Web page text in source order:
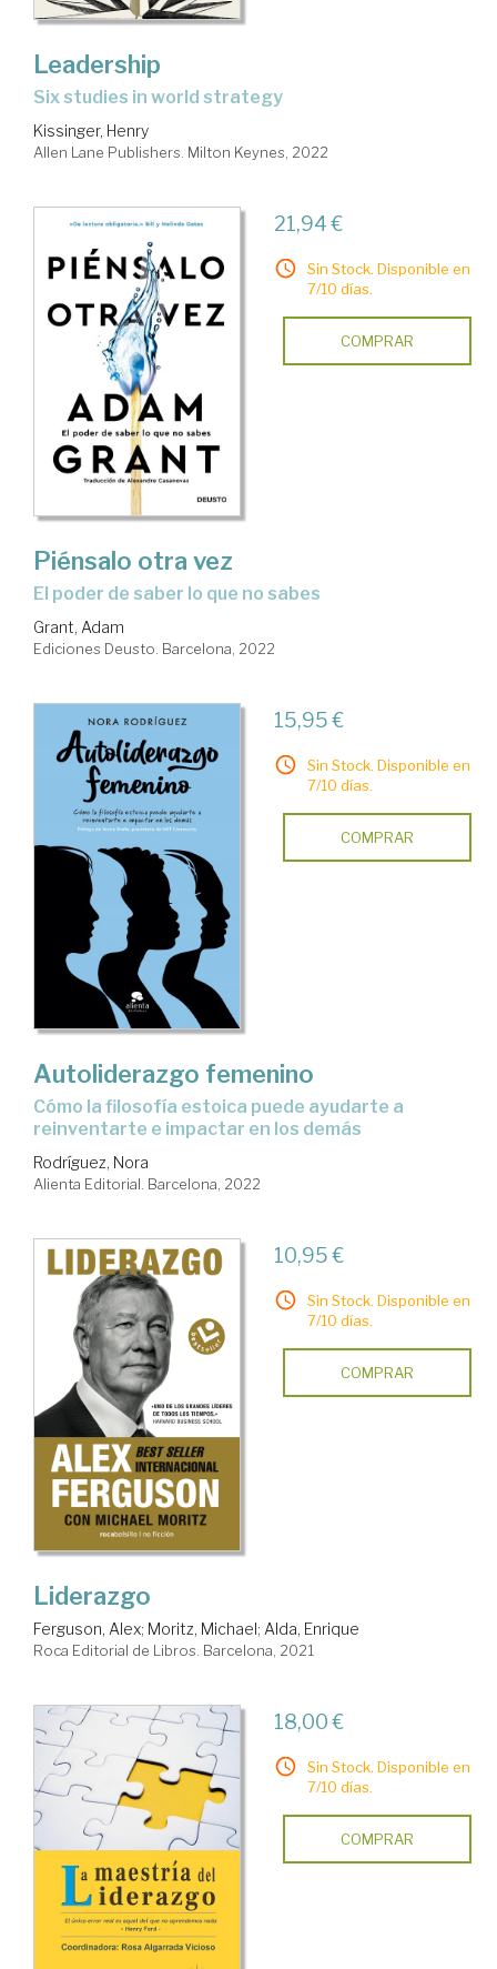
Leadership
six studies in world strategy
Kissinger, Henry
Allen Lane Publishers. Milton Keynes, 2022
21,94 €
Sin Stock. Disponible en
7/10 días.
COMPRAR
Piénsalo otra vez
el poder de saber lo que no sabes
Grant, Adam
Ediciones Deusto. Barcelona, 2022
15,95 €
Sin Stock. Disponible en
7/10 días.
COMPRAR
Autoliderazgo femenino
cómo la filosofía estoica puede ayudarte a
reinventarte e impactar en los demás
Rodríguez, Nora
Alienta Editorial. Barcelona, 2022
10,95 €
Sin Stock. Disponible en
7/10 días.
COMPRAR
Liderazgo
Ferguson, Alex; Moritz, Michael; Alda, Enrique
Roca Editorial de Libros. Barcelona, 2021
18,00 €
Sin Stock. Disponible en
7/10 días.
COMPRAR